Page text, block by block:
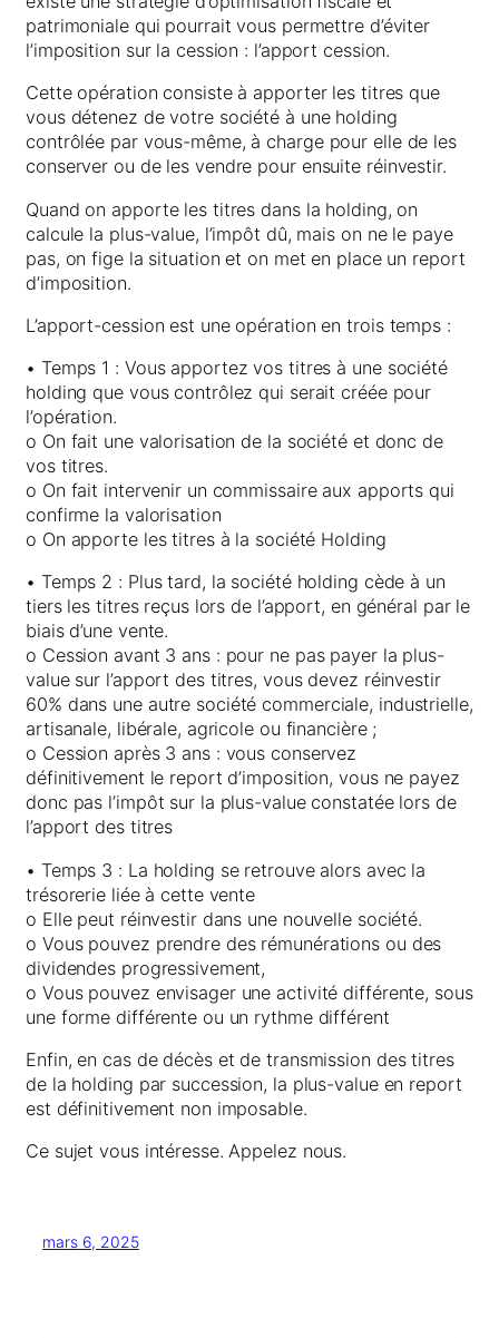
patrimoniale qui pourrait vous permettre d’éviter
l’imposition sur la cession : l’apport cession.
Cette opération consiste à apporter les titres que
vous détenez de votre société à une holding
contrôlée par vous-même, à charge pour elle de les
conserver ou de les vendre pour ensuite réinvestir.
Quand on apporte les titres dans la holding, on
calcule la plus-value, l’impôt dû, mais on ne le paye
pas, on fige la situation et on met en place un report
d’imposition.
L’apport-cession est une opération en trois temps :
• Temps 1 : Vous apportez vos titres à une société
holding que vous contrôlez qui serait créée pour
l’opération.
o On fait une valorisation de la société et donc de
vos titres.
o On fait intervenir un commissaire aux apports qui
confirme la valorisation
o On apporte les titres à la société Holding
• Temps 2 : Plus tard, la société holding cède à un
tiers les titres reçus lors de l’apport, en général par le
biais d’une vente.
o Cession avant 3 ans : pour ne pas payer la plus-
value sur l’apport des titres, vous devez réinvestir
60% dans une autre société commerciale, industrielle,
artisanale, libérale, agricole ou financière ;
o Cession après 3 ans : vous conservez
définitivement le report d’imposition, vous ne payez
donc pas l’impôt sur la plus-value constatée lors de
l’apport des titres
• Temps 3 : La holding se retrouve alors avec la
trésorerie liée à cette vente
o Elle peut réinvestir dans une nouvelle société.
o Vous pouvez prendre des rémunérations ou des
dividendes progressivement,
o Vous pouvez envisager une activité différente, sous
une forme différente ou un rythme différent
Enfin, en cas de décès et de transmission des titres
de la holding par succession, la plus-value en report
est définitivement non imposable.
Ce sujet vous intéresse. Appelez nous.
mars 6, 2025